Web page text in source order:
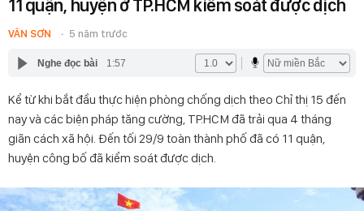
11 quận, huyện ở TP.HCM kiểm soát được dịch
VÂN SƠN 5 năm trước
Nghe đọc bài 1:57
Kể từ khi bắt đầu thực hiện phòng chống dịch theo Chỉ thị 15 đến
nay và các biện pháp tăng cường, TP.HCM đã trải qua 4 tháng
giãn cách xã hội. Đến tối 29/9 toàn thành phố đã có 11 quận,
huyện công bố đã kiểm soát được dịch.